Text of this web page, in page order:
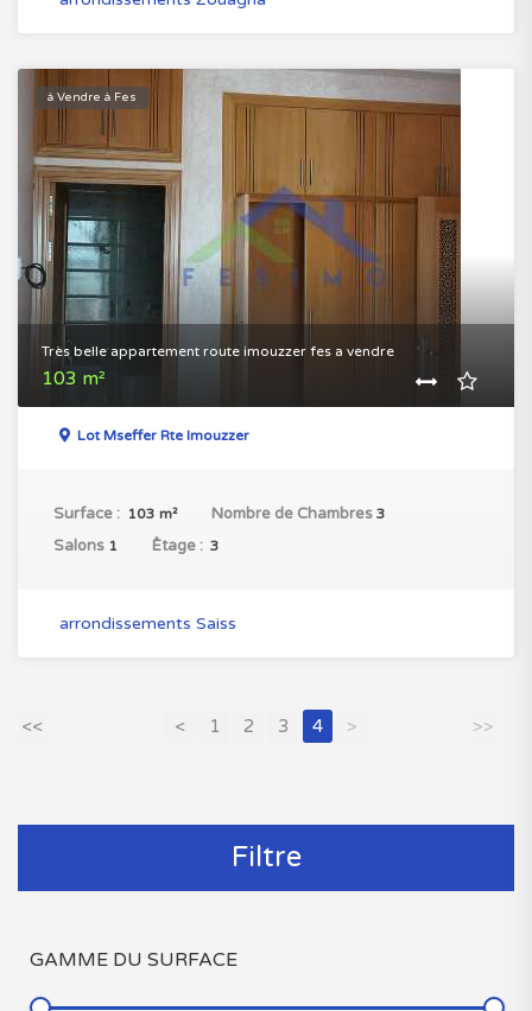
à Vendre à Fes
Très belle appartement route imouzzer fes a vendre
103 m²
Lot Mseffer Rte Imouzzer
Surface : 103 m² Nombre de Chambres 3
Salons 1 ُEtage : 3
arrondissements Saiss
<< < 1 2 3 4 > >>
Filtre
GAMME DU SURFACE